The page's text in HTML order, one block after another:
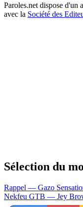
Paroles.net dispose d'un
avec la Société des
Sélection du
Rappel — Gazo
Nekfeu GTB — Jey